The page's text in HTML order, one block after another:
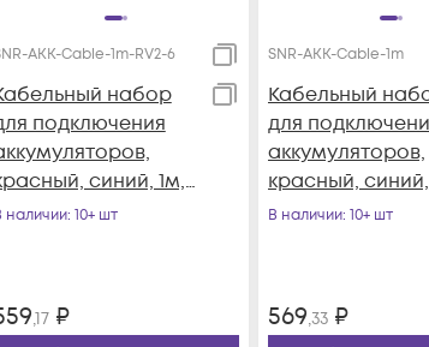
AKK-Cable-1m-RV2-6
набор
подключения
синий, 1м,
наконечниками
наличии: 10+ шт
,17₽
SNR-AKK-Cable-1m
Кабельный
для
аккумуляторов,
красный,
с наконечниками
В наличии: 10+ шт
569,33₽